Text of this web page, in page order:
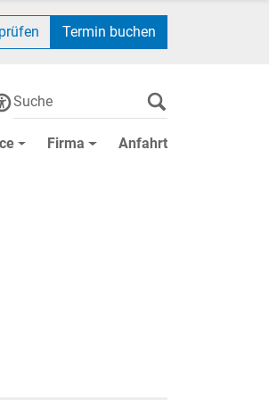
Termin buchen
Firma Anfahrt